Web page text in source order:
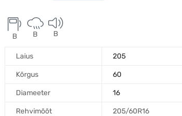
B B B
Laius 205
Kõrgus 60
Diameeter 16
Rehvimõõt 205/60R16